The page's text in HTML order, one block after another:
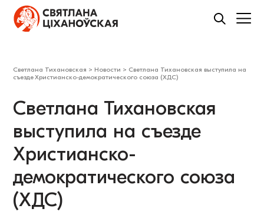
Светлана Тихановская > Новости > Светлана Тихановская выступила на
съезде Христианско-демократического союза (ХДС)
Светлана Тихановская
выступила на съезде
Христианско-
демократического союза
(ХДС)